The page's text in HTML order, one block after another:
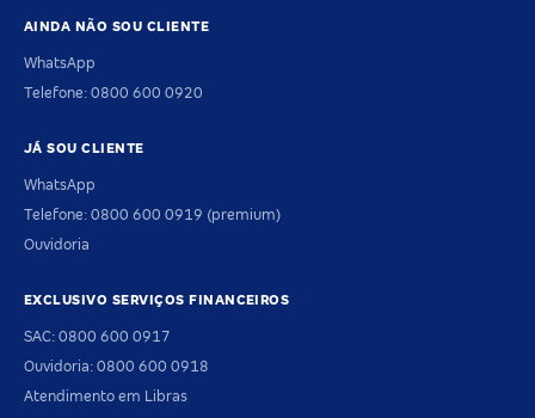
AINDA NÃO SOU CLIENTE
WhatsApp
Telefone: 0800 600 0920
JÁ SOU CLIENTE
WhatsApp
Telefone: 0800 600 0919 (premium)
Ouvidoria
EXCLUSIVO SERVIÇOS FINANCEIROS
SAC: 0800 600 0917
Ouvidoria: 0800 600 0918
Atendimento em Libras